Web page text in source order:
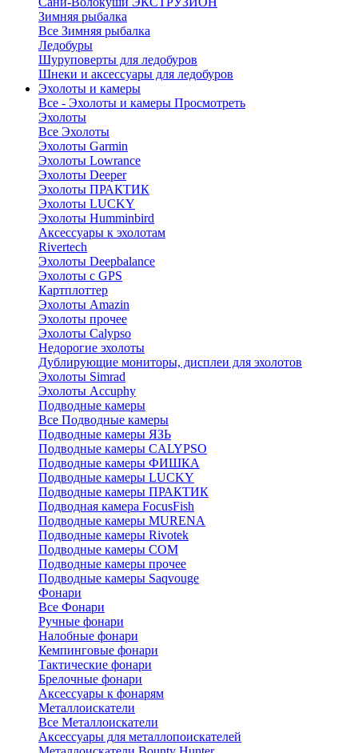
Зимняя рыбалка
Все Зимняя рыбалка
Ледобуры
Шуруповерты для ледобуров
Шнеки и аксессуары для ледобуров
Эхолоты и камеры
Все - Эхолоты и камеры Просмотреть
Эхолоты
Все Эхолоты
Эхолоты Garmin
Эхолоты Lowrance
Эхолоты Deeper
Эхолоты ПРАКТИК
Эхолоты LUCKY
Эхолоты Humminbird
Аксессуары к эхолотам
Rivertech
Эхолоты Deepbalance
Эхолоты с GPS
Картплоттер
Эхолоты Amazin
Эхолоты прочее
Эхолоты Calypso
Недорогие эхолоты
Дублирующие мониторы, дисплеи для эхолотов
Эхолоты Simrad
Эхолоты Accuphy
Подводные камеры
Все Подводные камеры
Подводные камеры ЯЗЬ
Подводные камеры CALYPSO
Подводные камеры ФИШКА
Подводные камеры LUCKY
Подводные камеры ПРАКТИК
Подводная камера FocusFish
Подводные камеры MURENA
Подводные камеры Rivotek
Подводные камеры СОМ
Подводные камеры прочее
Подводные камеры Saqvouge
Фонари
Все Фонари
Ручные фонари
Налобные фонари
Кемпинговые фонари
Тактические фонари
Брелочные фонари
Аксессуары к фонарям
Металлоискатели
Все Металлоискатели
Аксессуары для металлопоискателей